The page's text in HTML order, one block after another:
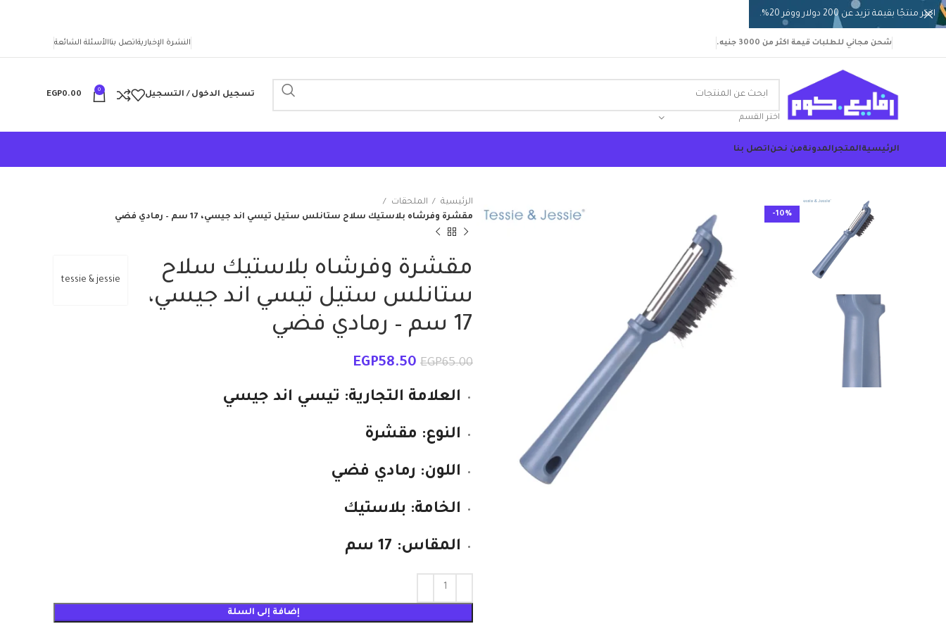
شحن مجاني للطلبات قيمة اكثر من 3000 جنيه. النشرة الإخباريةاتصل بناالأسئلة الشائعة
اختر القسم
تسجيل الدخول / التسجيل
0
EGP0.00
الرئيسيةالمتجرالمدونةمن نحناتصل بنا
-10%
الرئيسية
الملحقات
مقشرة وفرشاه بلاستيك سلاح ستانلس ستيل تيسي اند جيسي، 17 سم – رمادي فضي
tessie & jessie
مقشرة وفرشاه بلاستيك سلاح
ستانلس ستيل تيسي اند جيسي،
17 سم – رمادي فضي
EGP65.00
EGP58.50
العلامة التجارية: تيسي اند جيسي
النوع: مقشرة
اللون: رمادي فضي
الخامة: بلاستيك
المقاس: 17 سم
إضافة إلى السلة
اختر منتجًا بقيمة تزيد عن 200 دولار ووفر 20%.